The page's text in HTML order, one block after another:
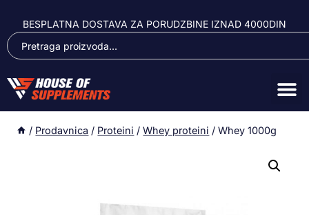
BESPLATNA DOSTAVA ZA PORUDZBINE IZNAD 4000DIN
/ Prodavnica / Proteini / Whey proteini / Whey 1000g